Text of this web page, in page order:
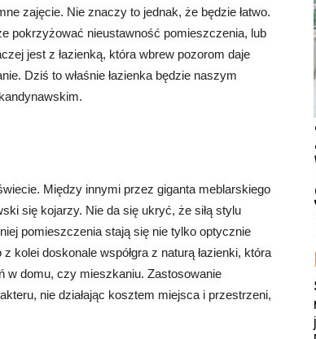
zajęcie. Nie znaczy to jednak, że będzie łatwo.
pokrzyżować nieustawność pomieszczenia, lub
jest z łazienką, która wbrew pozorom daje
Dziś to właśnie łazienka będzie naszym
Między innymi przez giganta meblarskiego
się kojarzy. Nie da się ukryć, że siłą stylu
pomieszczenia stają się nie tylko optycznie
kolei doskonale współgra z naturą łazienki, która
w domu, czy mieszkaniu. Zastosowanie
nie działając kosztem miejsca i przestrzeni,